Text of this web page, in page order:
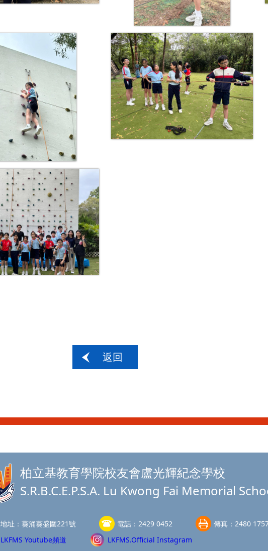
返回
柏立基教育學院校友會盧光輝紀念學校
S.R.B.C.E.P.S.A. Lu Kwong Fai Memorial
地址： 葵涌葵盛圍221號 電話： 2429 0452 傳真： 2480
LKFMS Youtube頻道
LKFMS.Official Instagram